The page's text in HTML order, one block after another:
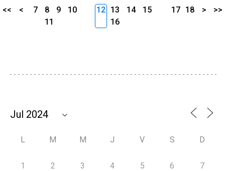
<< < 7 8 9
10
11
12 13 14
15
16
17 18 > >>
L M M J V S D
1 2 3 4 5 6 7